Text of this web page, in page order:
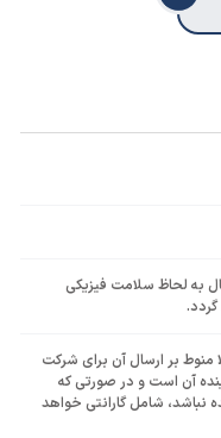
به لحاظ سلامت فیزیکی
منوط بر ارسال آن برای شرکت
آن است و در صورتی که
نباشد، شامل گارانتی خواهد